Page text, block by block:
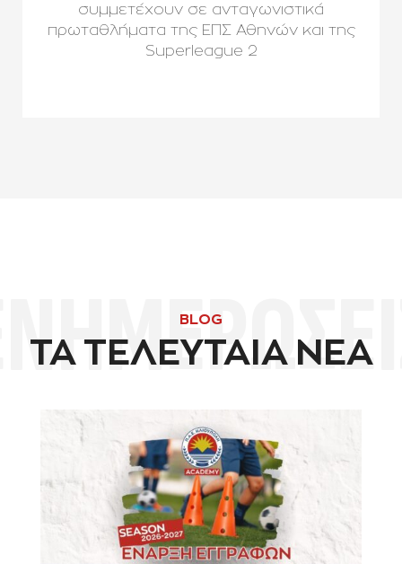
συμμετέχουν σε ανταγωνιστικά
πρωταθλήματα της ΕΠΣ Αθηνών και της
Superleague 2
BLOG
ΤΑ ΤΕΛΕΥΤΑΙΑ ΝΕΑ